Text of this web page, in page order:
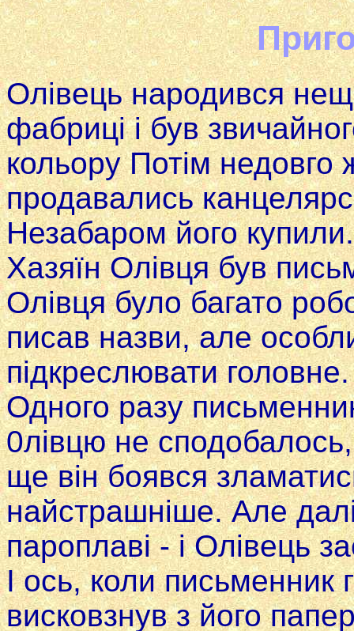
Олівець народився
фабриці i був
кольору Потім недовго
продавались
Незабаром його купили.
Хазяїн Олівця був
Олівця було багато
писав назви, але
підкреслювати головне.
Одного разу
0лівцю не
ще він боявся
найстрашніше. Але
пароплаві - i Олівець
І ось, коли письменник
висковзнув з його